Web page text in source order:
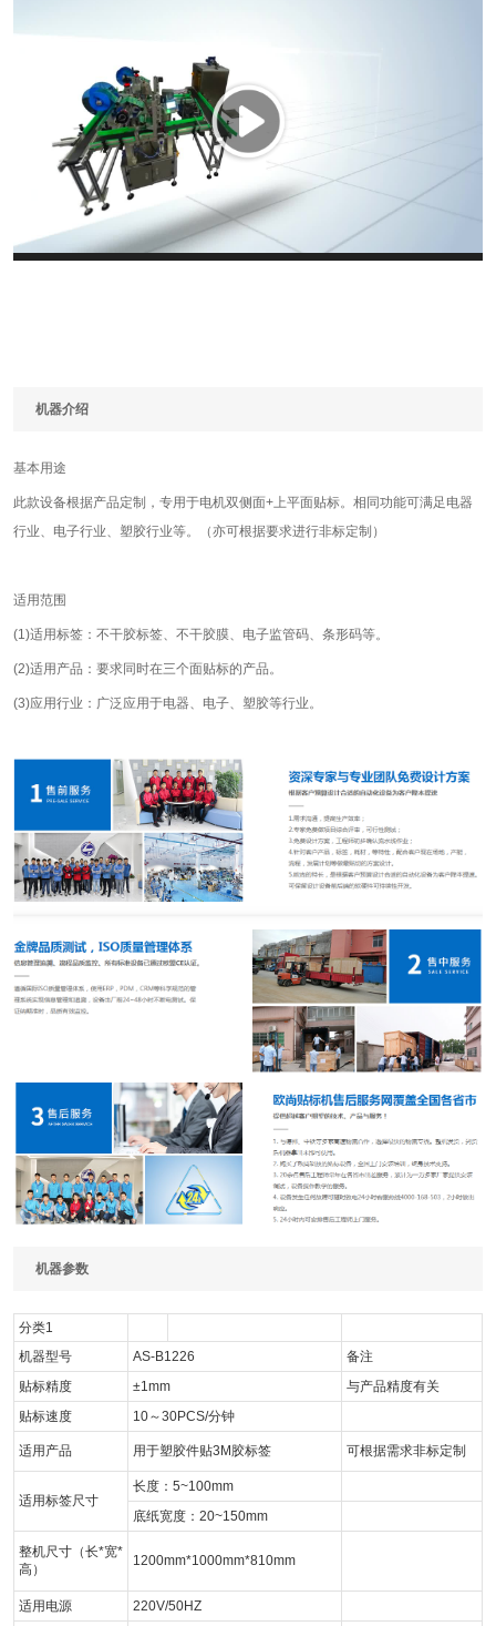
机器介绍
基本用途
此款设备根据产品定制，专用于电机双侧面+上平面贴标。相同功能可满足电器
行业、电子行业、塑胶行业等。（亦可根据要求进行非标定制）
适用范围
(1)适用标签：不干胶标签、不干胶膜、电子监管码、条形码等。
(2)适用产品：要求同时在三个面贴标的产品。
(3)应用行业：广泛应用于电器、电子、塑胶等行业。
机器参数
分类1
机器型号
AS-B1226
备注
贴标精度
±1mm
与产品精度有关
贴标速度
10～30PCS/分钟
适用产品 用于塑胶件贴3M胶标签 可根据需求非标定制
适用标签尺寸
长度：5~100mm
底纸宽度：20~150mm
整机尺寸（长*宽*
高）
1200mm*1000mm*810mm
适用电源
220V/50HZ